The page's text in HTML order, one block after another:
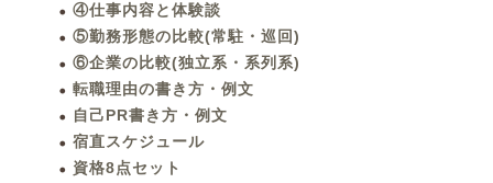
④仕事内容と体験談
⑤勤務形態の比較(常駐・巡回)
⑥企業の比較(独立系・系列系)
転職理由の書き方・例文
自己PR書き方・例文
宿直スケジュール
資格8点セット